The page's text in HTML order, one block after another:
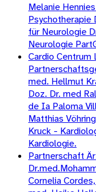
Melanie
Psychotherapie
für Neurologie
Neurologie
Cardio Centrum
med. Hellmut
Doz. Dr. med
de Ia Paloma
Matthias
Kruck -
Kardiologie.
Partnerschaft
Cornelia